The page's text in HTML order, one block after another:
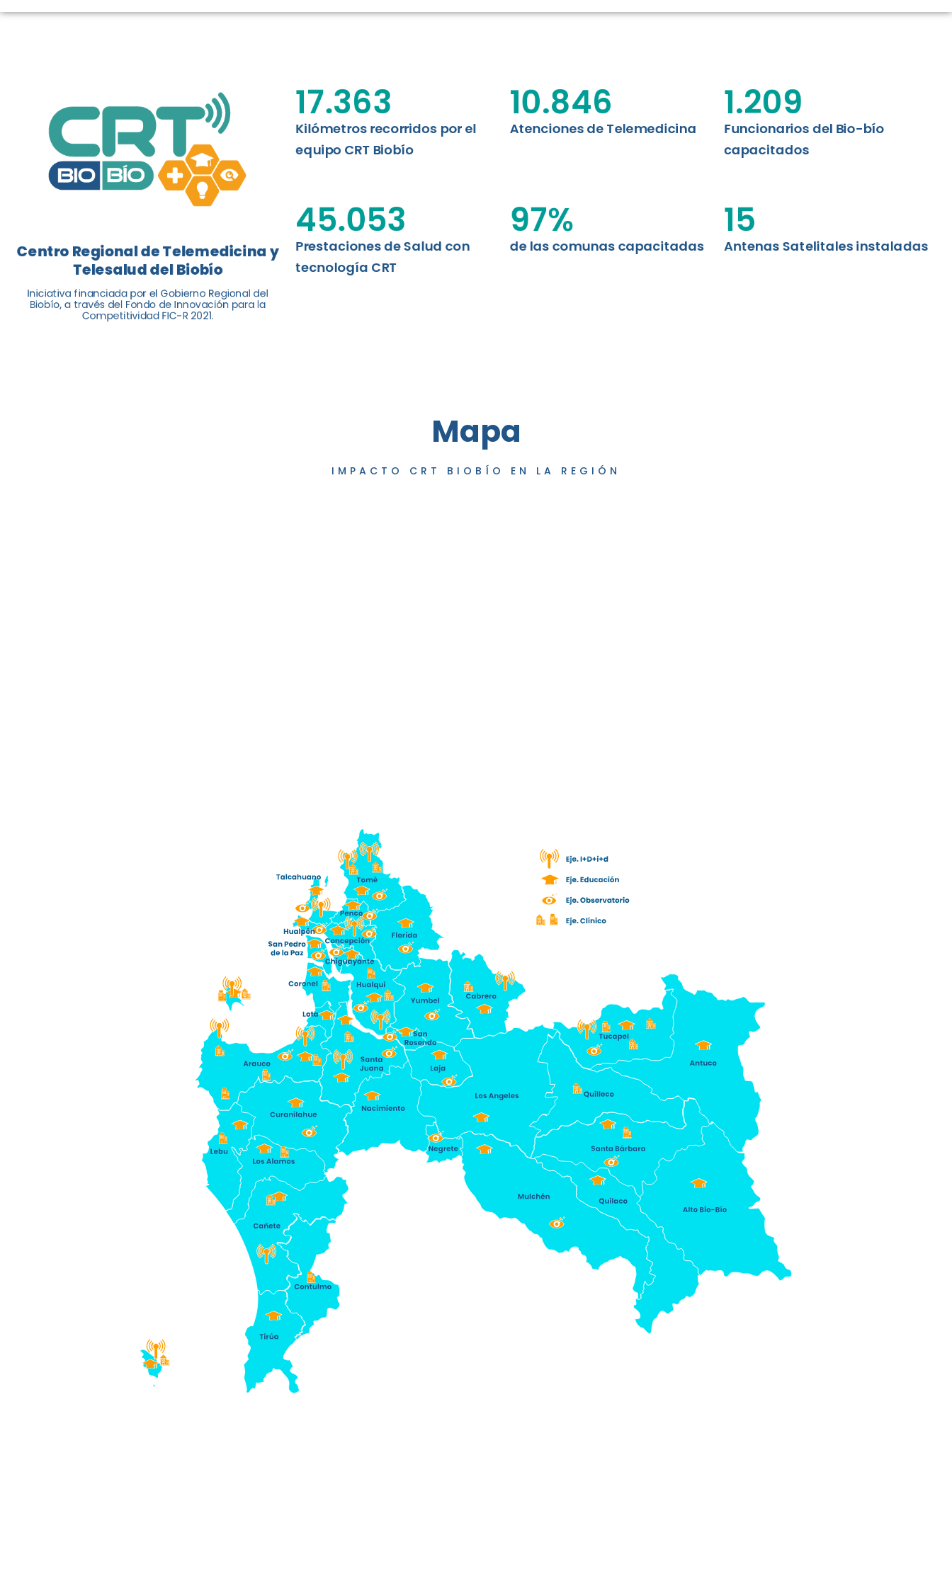
ABORDAJE CLÍNICO EN
I+D+I+E
MDPA
balance de tres años acercando la salud digital a los habitantes...
Leer más
Centro Regional de Telemedicina y
Telesalud del Biobío
Iniciativa financiada por el Gobierno Regional del
Biobío, a través del Fondo de Innovación para la
Competitividad FIC-R 2021.
Kilómetros recorridos por el
equipo CRT Biobío
17.363
Atenciones de Telemedicina
10.846
Funcionarios del Bio-bío
capacitados
1.209
Prestaciones de Salud con
tecnología CRT
45.053
de las comunas capacitadas
97%
Antenas Satelitales instaladas
15
Mapa
IMPACTO CRT BIOBÍO EN LA REGIÓN